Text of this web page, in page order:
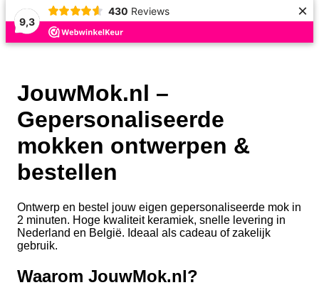
9,3
430 Reviews ×
JouwMok.nl –
Gepersonaliseerde
mokken ontwerpen &
bestellen
Ontwerp en bestel jouw eigen gepersonaliseerde mok in
2 minuten. Hoge kwaliteit keramiek, snelle levering in
Nederland en België. Ideaal als cadeau of zakelijk
gebruik.
Waarom JouwMok.nl?